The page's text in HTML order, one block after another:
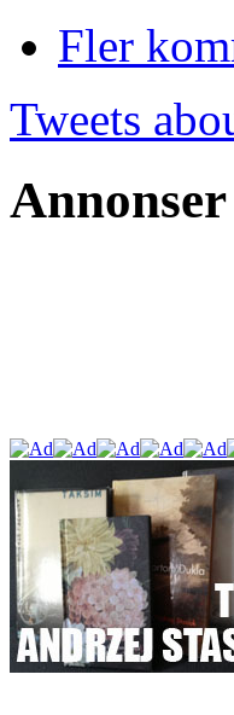
Fler
Tweets
Annonser